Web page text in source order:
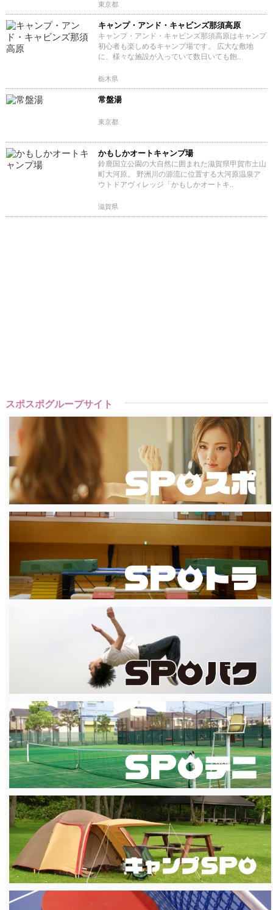
東京都
キャンプ・アンド・キャビンズ那須高原
キャンプ・アンド・キャビンズ那須高原はキャンプ
初心者も楽しめるキャンプ場です。 広大な敷地
に、様々な施設が入っていて数日いても飽..
栃木県
常盤湯
東京都
かもしかオートキャンプ場
鈴鹿国立公園の大自然に囲まれた滋賀県甲賀市土山
町大河原。 野洲川の源流に位置する大河原温泉ア
ウトドアヴィレッジ「かもしかオートキ..
滋賀県
スポスポグループサイト